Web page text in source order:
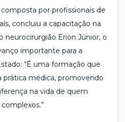
por profissionais de
concluiu a capacitação na
neurocirurgião Erion Júnior, o
importante para a
“É uma formação que
prática médica, promovendo
na vida de quem